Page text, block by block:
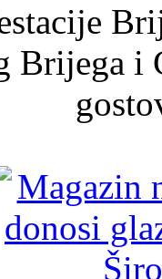
Brijega